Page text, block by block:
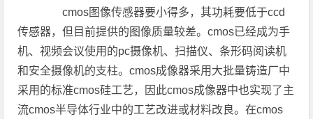
cmos图像传感器要小得多，其功耗要低于ccd
传感器，但目前提供的图像质量较差。cmos已经成为手
机、视频会议使用的pc摄像机、扫描仪、条形码阅读机
和安全摄像机的支柱。cmos成像器采用大批量铸造厂中
采用的标准cmos硅工艺，因此cmos成像器中也实现了主
流cmos半导体行业中的工艺改进或材料改良。在cmos